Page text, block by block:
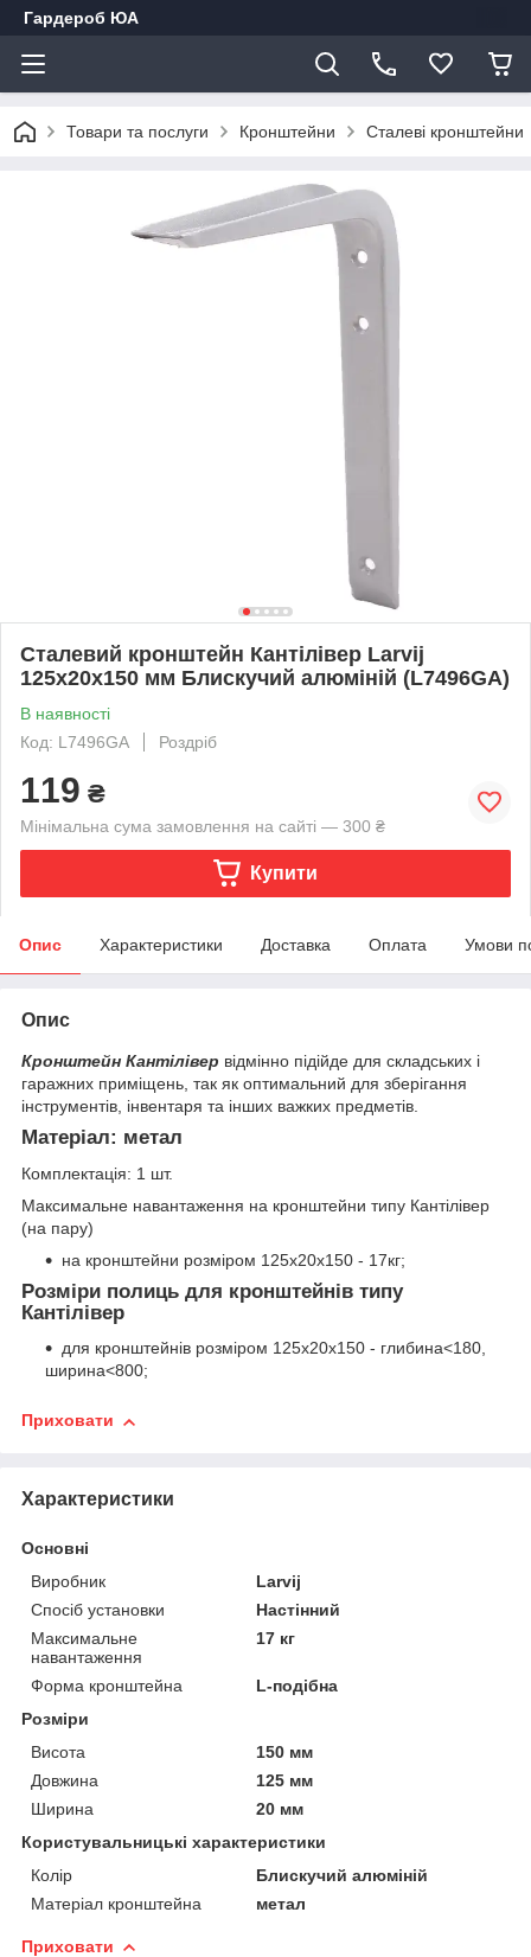
Гардероб ЮА
Товари та послуги Кронштейни Сталеві кронштейни
Сталевий кронштейн Кантілівер Larvij
125x20x150 мм Блискучий алюміній (L7496GA)
В наявності
Код: L7496GA
Роздріб
119 ₴
Мінімальна сума замовлення на сайті — 300 ₴
Купити
Опис Характеристики Доставка Оплата Умови
Опис
Кронштейн Кантілівер відмінно підійде для складських і
гаражних приміщень, так як оптимальний для зберігання
інструментів, інвентаря та інших важких предметів.
Матеріал: метал
Комплектація: 1 шт.
Максимальне навантаження на кронштейни типу Кантілівер
(на пару)
на кронштейни розміром 125x20x150 - 17кг;
Розміри полиць для кронштейнів типу
Кантілівер
для кронштейнів розміром 125x20x150 - глибина<180,
ширина<800;
Приховати
Характеристики
Основні
Виробник
Larvij
Спосіб установки
Настінний
Максимальне
навантаження
17 кг
Форма кронштейна
L-подібна
Розміри
Висота
150 мм
Довжина
125 мм
Ширина
20 мм
Користувальницькі характеристики
Колір
Блискучий алюміній
Матеріал кронштейна
метал
Приховати